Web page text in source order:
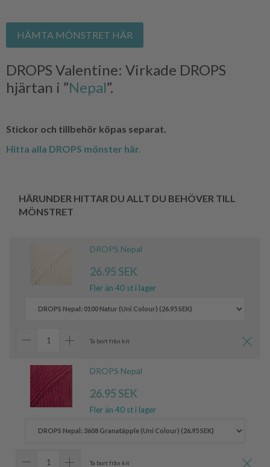
HÄMTA MÖNSTRET HÄR
DROPS Valentine: Virkade DROPS
hjärtan i ”Nepal”.
Stickor och tillbehör köpas separat.
Hitta alla DROPS mönster här.
HÄRUNDER HITTAR DU ALLT DU BEHÖVER TILL
MÖNSTRET
DROPS Nepal
26.95 SEK
Fler än 40 st i lager
Ta bort från kit
DROPS Nepal
26.95 SEK
Fler än 40 st i lager
Ta bort från kit